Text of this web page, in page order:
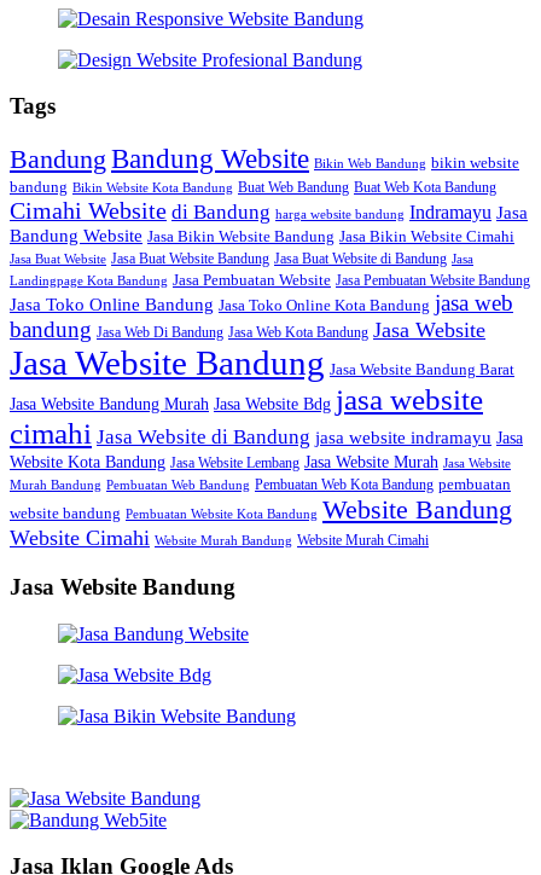
Tags
Bandung Bandung Website Bikin Web Bandung bikin website
bandung Bikin Website Kota Bandung Buat Web Bandung Buat Web Kota Bandung
Cimahi Website di Bandung harga website bandung Indramayu Jasa
Bandung Website Jasa Bikin Website Bandung Jasa Bikin Website Cimahi
Jasa Buat Website Jasa Buat Website Bandung Jasa Buat Website di Bandung Jasa
Landingpage Kota Bandung Jasa Pembuatan Website Jasa Pembuatan Website Bandung
Jasa Toko Online Bandung Jasa Toko Online Kota Bandung jasa web
bandung Jasa Web Di Bandung Jasa Web Kota Bandung Jasa Website
Jasa Website Bandung Jasa Website Bandung Barat
Jasa Website Bandung Murah Jasa Website Bdg jasa website
cimahi Jasa Website di Bandung jasa website indramayu Jasa
Website Kota Bandung Jasa Website Lembang Jasa Website Murah Jasa Website
Murah Bandung Pembuatan Web Bandung Pembuatan Web Kota Bandung pembuatan
website bandung Pembuatan Website Kota Bandung Website Bandung
Website Cimahi Website Murah Bandung Website Murah Cimahi
Jasa Website Bandung
Jasa Iklan Google Ads